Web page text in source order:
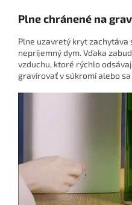
Plne chránené na
Plne uzavretý kryt zachytáva
nepríjemný dym. Vďaka
vzduchu, ktoré rýchlo
gravírovať v súkromí alebo